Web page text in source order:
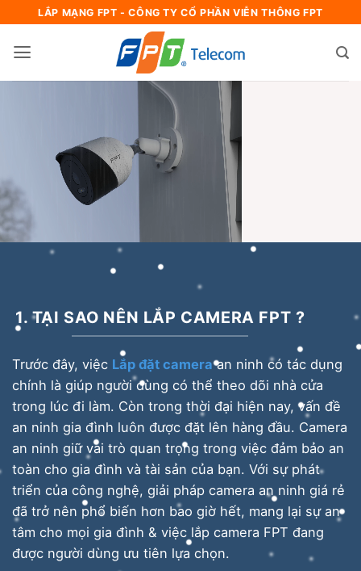
nội
LẮP MẠNG FPT - CÔNG TY CỔ PHẦN VIỄN THÔNG FPT
1. TẠI SAO NÊN LẮP CAMERA FPT ?
Trước đây, việc Lắp đặt cameraan ninh có tác dụng
chính là giúp người dùng có thể theo dõi nhà cửa
trong lúc đi làm. Còn trong thời đại hiện nay, vấn đề
an ninh gia đình luôn được đặt lên hàng đầu. Camera
an ninh giữ vai trò quan trọng trong việc đảm bảo an
toàn cho gia đình và tài sản của bạn. Với sự phát
triển của công nghệ, giải pháp camera an ninh giá rẻ
đã trở nên phổ biến hơn bao giờ hết, mang lại sự an
tâm cho mọi gia đình & việc lắp camera FPT đang
được người dùng ưu tiên lựa chọn.